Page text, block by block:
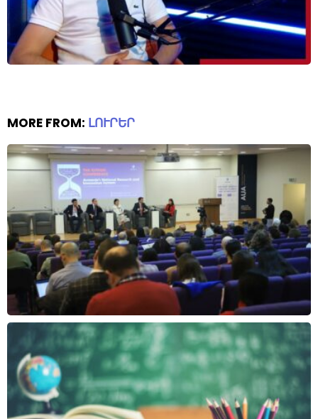
MORE FROM: ԼՈՒՐԵՐ